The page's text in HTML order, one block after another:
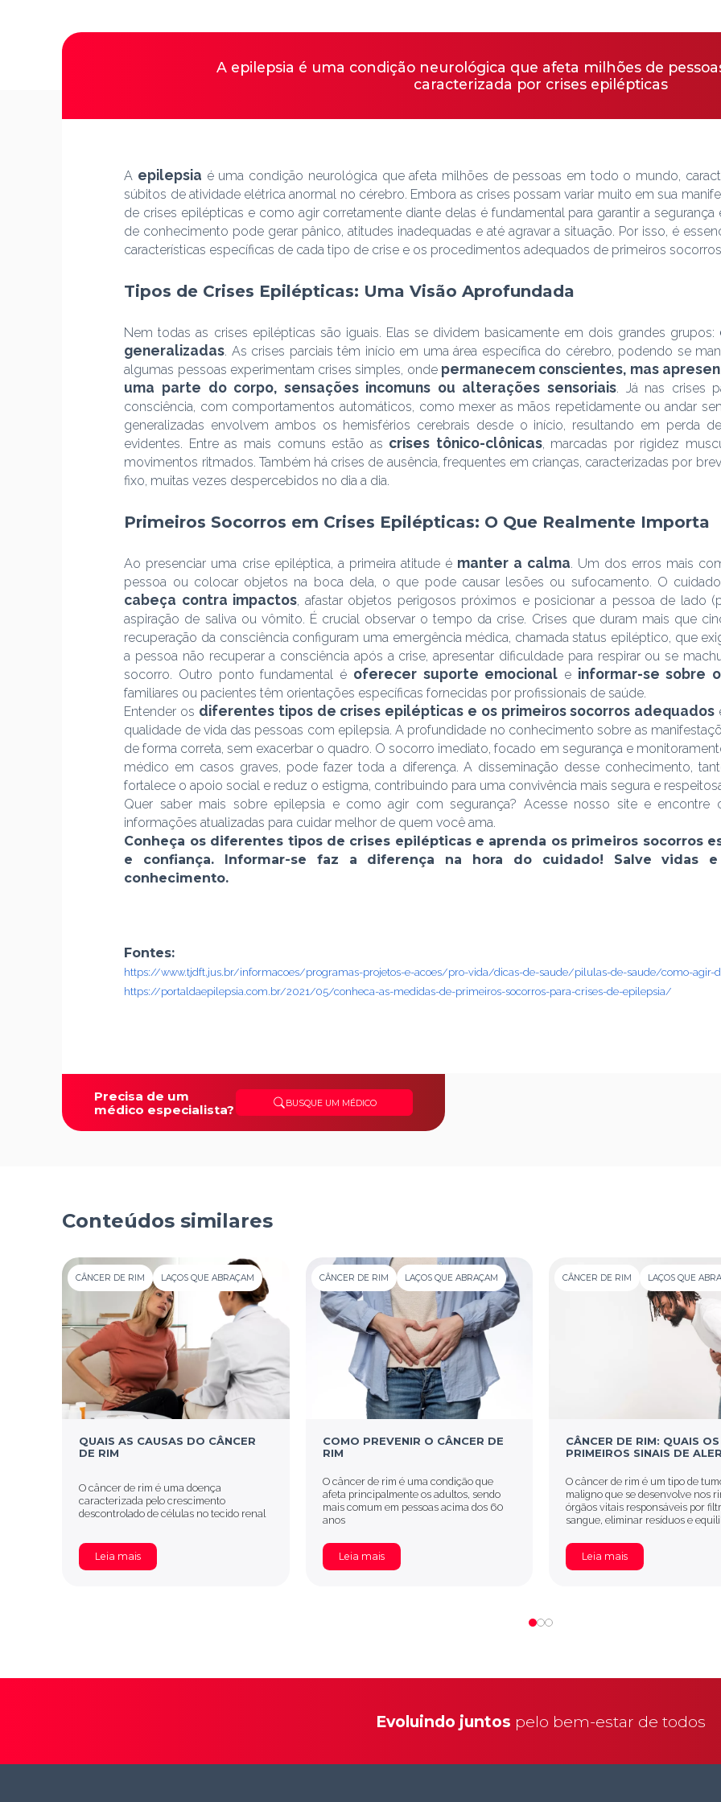
A epilepsia é uma condição neurológica que afeta milhões de
caracterizada por crises epilépticas
A epilepsia é uma condição neurológica que afeta milhões de pessoas em todo o mundo,
súbitos de atividade elétrica anormal no cérebro. Embora as crises possam variar muito em sua
de crises epilépticas e como agir corretamente diante delas é fundamental para garantir a
de conhecimento pode gerar pânico, atitudes inadequadas e até agravar a situação. Por isso, é
características específicas de cada tipo de crise e os procedimentos adequados de primeiros
Tipos de Crises Epilépticas: Uma Visão Aprofundada
Nem todas as crises epilépticas são iguais. Elas se dividem basicamente em dois grandes grupos:
generalizadas. As crises parciais têm início em uma área específica do cérebro, podendo se
algumas pessoas experimentam crises simples, onde permanecem conscientes, mas
uma parte do corpo, sensações incomuns ou alterações sensoriais. Já nas crises
consciência, com comportamentos automáticos, como mexer as mãos repetidamente ou andar
generalizadas envolvem ambos os hemisférios cerebrais desde o início, resultando em perda
evidentes. Entre as mais comuns estão as crises tônico-clônicas, marcadas por rigidez
movimentos ritmados. Também há crises de ausência, frequentes em crianças, caracterizadas por
fixo, muitas vezes despercebidos no dia a dia.
Primeiros Socorros em Crises Epilépticas: O Que Realmente Importa
Ao presenciar uma crise epiléptica, a primeira atitude é manter a calma. Um dos erros mais
pessoa ou colocar objetos na boca dela, o que pode causar lesões ou sufocamento. O
cabeça contra impactos, afastar objetos perigosos próximos e posicionar a pessoa de lado
aspiração de saliva ou vômito. É crucial observar o tempo da crise. Crises que duram mais que
recuperação da consciência configuram uma emergência médica, chamada status epiléptico, que
a pessoa não recuperar a consciência após a crise, apresentar dificuldade para respirar ou se
socorro. Outro ponto fundamental é oferecer suporte emocional e informar-se sobre
familiares ou pacientes têm orientações específicas fornecidas por profissionais de saúde.
Entender os diferentes tipos de crises epilépticas e os primeiros socorros adequados
qualidade de vida das pessoas com epilepsia. A profundidade no conhecimento sobre as
de forma correta, sem exacerbar o quadro. O socorro imediato, focado em segurança e
médico em casos graves, pode fazer toda a diferença. A disseminação desse conhecimento,
fortalece o apoio social e reduz o estigma, contribuindo para uma convivência mais segura e
Quer saber mais sobre epilepsia e como agir com segurança? Acesse nosso site e encontre
informações atualizadas para cuidar melhor de quem você ama.
Conheça os diferentes tipos de crises epilépticas e aprenda os primeiros socorros
e confiança. Informar-se faz a diferença na hora do cuidado! Salve vidas
conhecimento.
Fontes:
https://www.tjdft.jus.br/informacoes/programas-projetos-e-acoes/pro-vida/dicas-de-saude/pilulas-de-saude/como-agir-
https://portaldaepilepsia.com.br/2021/05/conheca-as-medidas-de-primeiros-socorros-para-crises-de-epilepsia/
Precisa de um
médico especialista?
BUSQUE UM MÉDICO
Conteúdos similares
CÂNCER DE RIM LAÇOS QUE ABRAÇAM
QUAIS AS CAUSAS DO CÂNCER
DE RIM
O câncer de rim é uma doença
caracterizada pelo crescimento
descontrolado de células no tecido renal
Leia mais
CÂNCER DE RIM LAÇOS QUE ABRAÇAM
COMO PREVENIR O CÂNCER DE
RIM
O câncer de rim é uma condição que
afeta principalmente os adultos, sendo
mais comum em pessoas acima dos 60
anos
Leia mais
CÂNCER DE RIM LAÇOS QUE
CÂNCER DE RIM: QUAIS OS
PRIMEIROS SINAIS DE
O câncer de rim é um tipo de
maligno que se desenvolve nos
órgãos vitais responsáveis por
sangue, eliminar resíduos e
Leia mais
Evoluindo juntos pelo bem-estar de todos